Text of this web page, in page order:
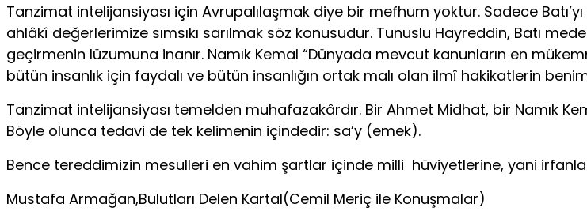
Tanzimat intelijansiyası için Avrupalılaşmak diye bir mefhum yoktur. Sadece
ahlâkî değerlerimize sımsıkı sarılmak söz konusudur. Tunuslu Hayreddin, Batı
geçirmenin lüzumuna inanır. Namık Kemal “Dünyada mevcut kanunların en
bütün insanlık için faydalı ve bütün insanlığın ortak malı olan ilmî hakikatlerin
Tanzimat intelijansiyası temelden muhafazakârdır. Bir Ahmet Midhat, bir Namık
Böyle olunca tedavi de tek kelimenin içindedir: sa’y (emek).
Bence tereddimizin mesulleri en vahim şartlar içinde milli hüviyetlerine, yani
Mustafa Armağan,Bulutları Delen Kartal(Cemil Meriç ile Konuşmalar)